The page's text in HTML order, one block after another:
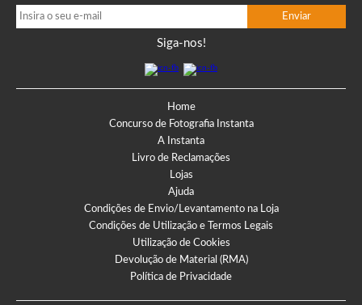
Siga-nos!
Home
Concurso de Fotografia Instanta
A Instanta
Livro de Reclamações
Lojas
Ajuda
Condições de Envio/Levantamento na Loja
Condições de Utilização e Termos Legais
Utilização de Cookies
Devolução de Material (RMA)
Política de Privacidade